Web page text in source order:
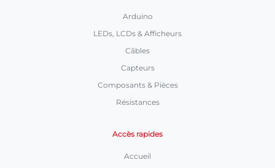
Arduino
LEDs, LCDs & Afficheurs
Câbles
Capteurs
Composants & Pièces
Résistances
Accès rapides
Accueil